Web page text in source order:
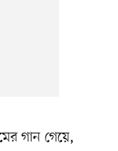
গান গেয়ে,